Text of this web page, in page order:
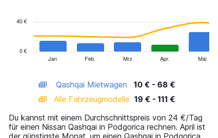
has
displaying
categories.
14
categories.
The
Jan Feb. Mrz Apr. Mai
0 €
40 €
Qashqai Mietwagen
10 € - 68 €
Alle Fahrzeugmodelle 19 € - 111 €
Du kannst mit einem Durchschnittspreis von 24 €/Tag
für einen Nissan Qashqai in Podgorica rechnen. April ist
der günstigste Monat, um einen Qashqai in Podgorica